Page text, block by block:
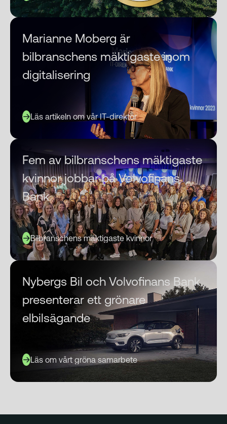
Marianne Moberg är
bilbranschens mäktigaste inom
digitalisering
Läs artikeln om vår IT-direktör
Fem av bilbranschens mäktigaste
kvinnor jobbar på Volvofinans
Bank
Bilbranschens mäktigaste kvinnor
Nybergs Bil och Volvofinans Bank
presenterar ett grönare
elbilsägande
Läs om vårt gröna samarbete